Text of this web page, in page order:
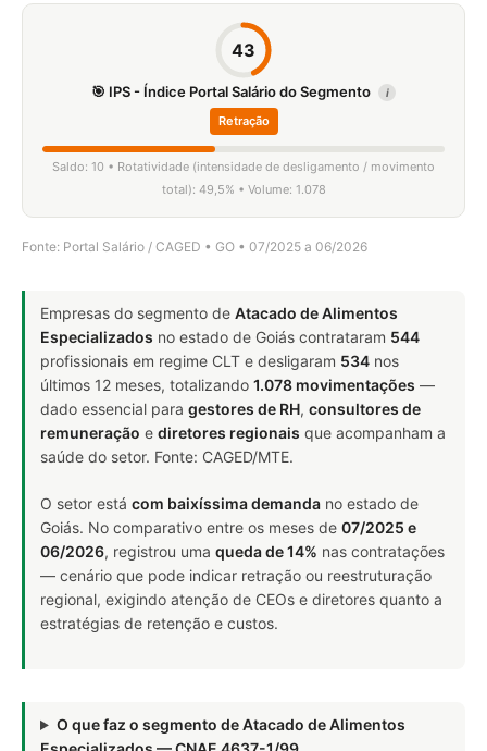
43
🎯 IPS - Índice Portal Salário do Segmento i
Retração
Saldo: 10 • Rotatividade (intensidade de desligamento / movimento
total): 49,5% • Volume: 1.078
Fonte: Portal Salário / CAGED • GO • 07/2025 a 06/2026
Empresas do segmento de Atacado de Alimentos
Especializados no estado de Goiás contrataram 544
profissionais em regime CLT e desligaram 534 nos
últimos 12 meses, totalizando 1.078 movimentações —
dado essencial para gestores de RH, consultores de
remuneração e diretores regionais que acompanham a
saúde do setor. Fonte: CAGED/MTE.
O setor está com baixíssima demanda no estado de
Goiás. No comparativo entre os meses de 07/2025 e
06/2026, registrou uma queda de 14% nas contratações
— cenário que pode indicar retração ou reestruturação
regional, exigindo atenção de CEOs e diretores quanto a
estratégias de retenção e custos.
O que faz o segmento de Atacado de Alimentos